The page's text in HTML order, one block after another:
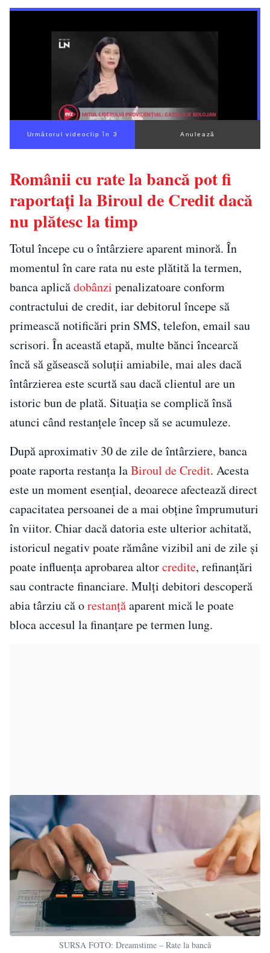
Următorul videoclip în 2 Anulează
Românii cu rate la bancă pot fi
raportați la Biroul de Credit dacă
nu plătesc la timp
Totul începe cu o întârziere aparent minoră. În
momentul în care rata nu este plătită la termen,
banca aplicădobânzi penalizatoare conform
contractului de credit, iar debitorul începe să
primească notificări prin SMS, telefon, email sau
scrisori. În această etapă, multe bănci încearcă
încă să găsească soluții amiabile, mai ales dacă
întârzierea este scurtă sau dacă clientul are un
istoric bun de plată. Situația se complică însă
atunci când restanțele încep să se acumuleze.
După aproximativ 30 de zile de întârziere, banca
poate raporta restanța laBiroul de Credit. Acesta
este un moment esențial, deoarece afectează direct
capacitatea persoanei de a mai obține împrumuturi
în viitor. Chiar dacă datoria este ulterior achitată,
istoricul negativ poate rămâne vizibil ani de zile și
poate influența aprobarea altorcredite, refinanțări
sau contracte financiare. Mulți debitori descoperă
abia târziu că orestanțăaparent mică le poate
bloca accesul la finanțare pe termen lung.
SURSA FOTO: Dreamstime – Rate la bancă